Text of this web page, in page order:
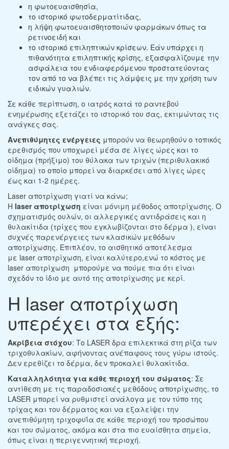
η φωτοευαισθησία,
το ιστορικό φωτοδερματίτιδας,
η λήψη φωτοευαισθητοποιών φαρμάκων όπως τα
ρετινοειδή και
το ιστορικό επιληπτικών κρίσεων. Εάν υπάρχει η
πιθανότητα επιληπτικής κρίσης, εξασφαλίζουμε την
ασφάλεια του ενδιαφερόμενου προστατεύοντας
τον από το να βλέπει τις λάμψεις με την χρήση των
ειδικών γυαλιών.
Σε κάθε περίπτωση, ο ιατρός κατά το ραντεβού
ενημέρωσης εξετάζει το ιστορικό του σας, εκτιμώντας τις
ανάγκες σας.
Ανεπιθύμητες ενέργειες μπορούν να θεωρηθούν ο τοπικός
ερεθισμός που υποχωρεί μέσα σε λίγες ώρες και το
οίδημα (πρήξιμο) του θύλακα των τριχών (περιθυλακικό
οίδημα) το οποίο μπορεί να διαρκέσει από λίγες ώρες
έως και 1-2 ημέρες.
Laser αποτρίχωση γιατί να κάνω;
Η laser αποτρίχωση είναι μόνιμη μέθοδος αποτρίχωσης. Ο
σχηματισμός ουλών, οι αλλεργικές αντιδράσεις και η
θυλακίτιδα (τρίχες που εγκλωβίζονται στο δέρμα ), είναι
συχνές παρενέργειες των κλασικών μεθόδων
αποτρίχωσης. Επιπλέον, το αισθητικό αποτέλεσμα
με laser αποτρίχωση, είναι καλύτερο,ενώ το κόστος με
laser αποτρίχωση μπορούμε να πούμε πια ότι είναι
σχεδόν το ίδιο με αυτό της αποτρίχωσης με κερί.
Η laser αποτρίχωση
υπερέχει στα εξής:
Ακρίβεια στόχου: Το LASER δρα επιλεκτικά στη ρίζα των
τριχοθυλακίων, αφήνοντας ανέπαφους τους γύρω ιστούς.
Δεν ερεθίζει το δέρμα, δεν προκαλεί θυλακίτιδα.
Καταλληλότητα για κάθε περιοχή του σώματος: Σε
αντίθεση με τις παραδοσιακές μεθόδους αποτρίχωσης, το
LASER μπορεί να ρυθμιστεί ανάλογα με τον τύπο της
τρίχας και του δέρματος και να εξαλείψει την
ανεπιθύμητη τριχοφυΐα σε κάθε περιοχή του προσώπου
και του σώματος, ακόμα και στα πιο ευαίσθητα σημεία,
όπως είναι η περιγεννητική περιοχή.